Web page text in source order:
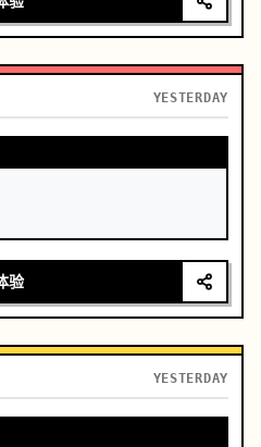
超动态运镜，结合急摇镜头
ramp）+ 运动模糊遮罩剪
握换挡杆，细微的呼吸起伏，仪
至霓虹闪烁的城市，引擎震动感
YESTERDAY
clean shots.
xianxia actions,
验
YESTERDAY